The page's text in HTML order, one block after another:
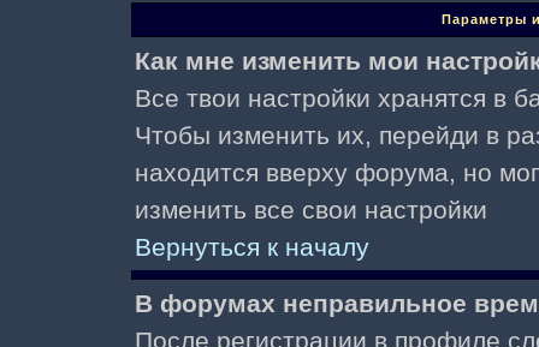
Параметры
Как мне изменить мои
Все твои настройки хранятся в
Чтобы изменить их, перейди в
находится вверху форума, но
изменить все свои настройки
Вернуться к началу
В форумах неправильное
После регистрации в профиле